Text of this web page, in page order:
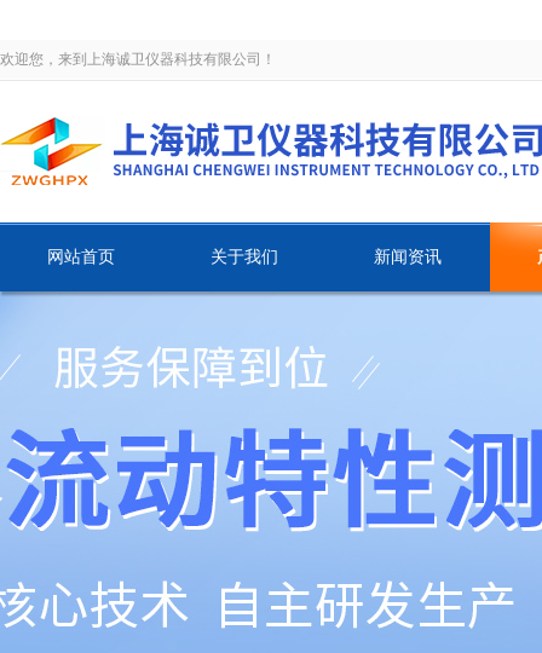
欢迎您，来到上海诚卫仪器科技有限公司！
网站首页 关于我们 新闻资讯